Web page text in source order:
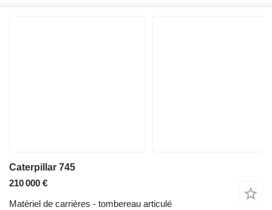
Caterpillar 745
210 000 €
Matériel de carrières - tombereau articulé